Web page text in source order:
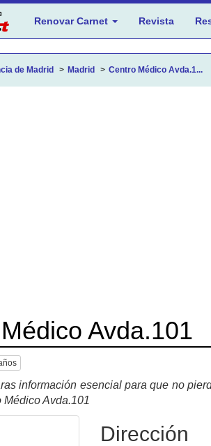
Renovar Carnet Revista
de Madrid Madrid Centro Médico Avda.1...
Avda.101
información esencial para que no
Médico Avda.101
Dirección